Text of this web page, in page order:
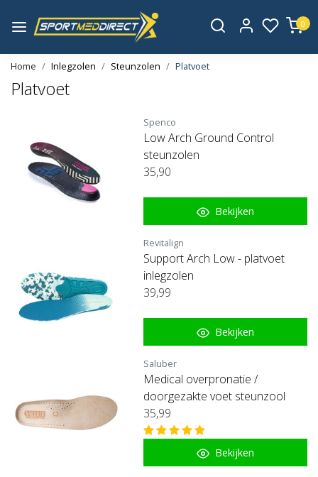
0
Home Inlegzolen Steunzolen Platvoet
Platvoet
Spenco
Low Arch Ground Control
steunzolen
35,90
Bekijken
Revitalign
Support Arch Low - platvoet
inlegzolen
39,99
Bekijken
Saluber
Medical overpronatie /
doorgezakte voet steunzool
35,99
Bekijken